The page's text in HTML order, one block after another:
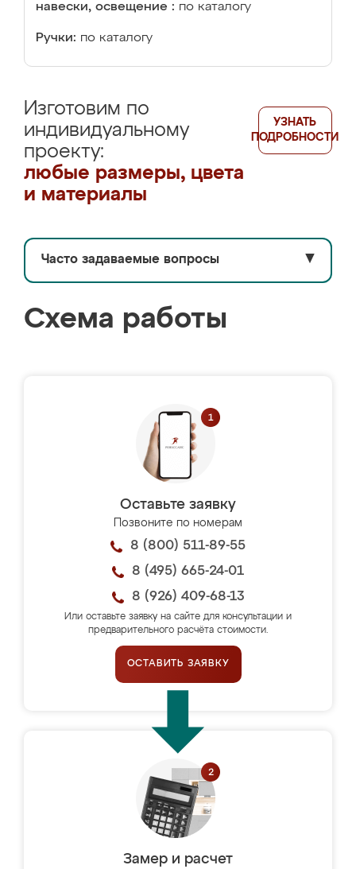
навески, освещение : по каталогу
Ручки: по каталогу
Изготовим по
индивидуальному
проекту:
любые размеры, цвета
и материалы
УЗНАТЬ
ПОДРОБНОСТИ
Часто задаваемые вопросы ▼
Схема работы
Оставьте заявку
Позвоните по номерам
8 (800) 511-89-55
8 (495) 665-24-01
8 (926) 409-68-13
Или оставьте заявку на сайте для консультации и
предварительного расчёта стоимости.
ОСТАВИТЬ ЗАЯВКУ
Замер и расчет